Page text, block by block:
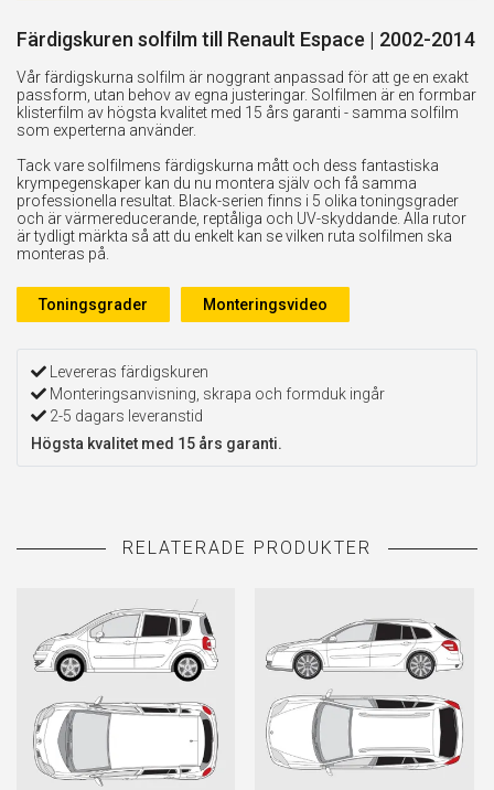
Färdigskuren solfilm till Renault Espace | 2002-2014
Vår färdigskurna solfilm är noggrant anpassad för att ge en exakt
passform, utan behov av egna justeringar. Solfilmen är en formbar
klisterfilm av högsta kvalitet med 15 års garanti - samma solfilm
som experterna använder.
Tack vare solfilmens färdigskurna mått och dess fantastiska
krympegenskaper kan du nu montera själv och få samma
professionella resultat. Black-serien finns i 5 olika toningsgrader
och är värmereducerande, reptåliga och UV-skyddande. Alla rutor
är tydligt märkta så att du enkelt kan se vilken ruta solfilmen ska
monteras på.
Toningsgrader Monteringsvideo
Levereras färdigskuren
Monteringsanvisning, skrapa och formduk ingår
2-5 dagars leveranstid
Högsta kvalitet med 15 års garanti.